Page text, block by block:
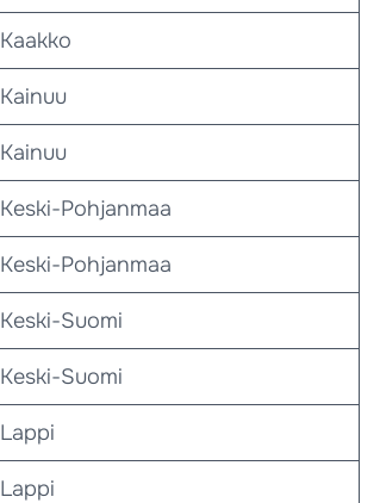
Kaakko
Kainuu
Kainuu
Keski-Pohjanmaa
Keski-Pohjanmaa
Keski-Suomi
Keski-Suomi
Lappi
Lappi